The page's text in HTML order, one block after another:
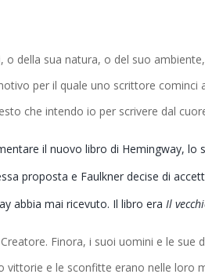
della sua natura, o del suo
per il quale uno scrittore cominci
che intendo io per scrivere dal
il nuovo libro di Hemingway, lo
proposta e Faulkner decise di
abbia mai ricevuto. Il libro era Il
Finora, i suoi uomini e le sue
vittorie e le sconfitte erano nelle loro